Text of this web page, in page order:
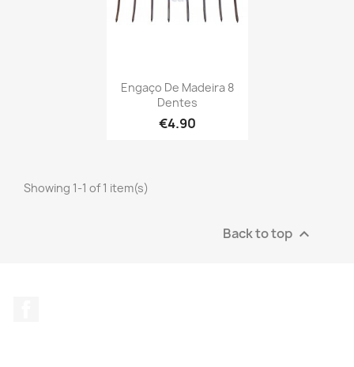
Engaço De Madeira 8
Dentes
€4.90
Showing 1-1 of 1 item(s)
Back to top 